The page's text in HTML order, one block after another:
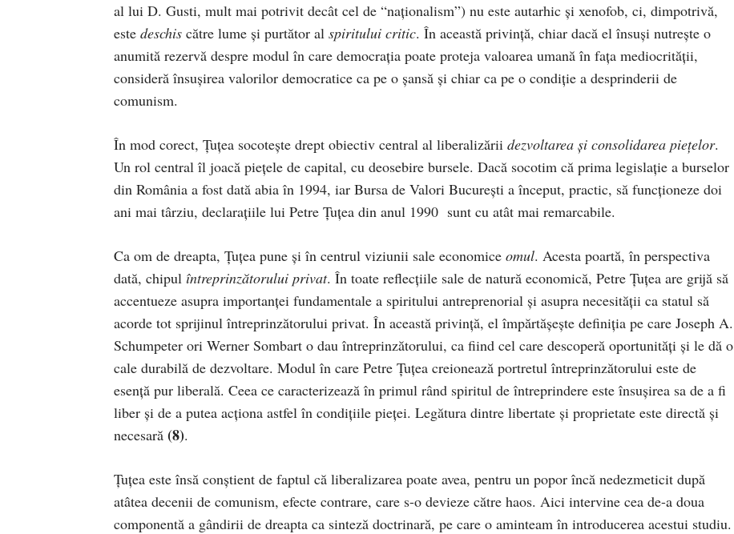
al lui D. Gusti, mult mai potrivit decât cel de “naționalism”) nu este autarhic și xenofob, ci, dimpotrivă,
este deschis către lume și purtător al spiritului critic. În această privință, chiar dacă el însuși nutrește o
anumită rezervă despre modul în care democrația poate proteja valoarea umană în fața mediocrității,
consideră însușirea valorilor democratice ca pe o șansă și chiar ca pe o condiție a desprinderii de
comunism.
În mod corect, Țuțea socotește drept obiectiv central al liberalizării dezvoltarea și consolidarea piețelor.
Un rol central îl joacă piețele de capital, cu deosebire bursele. Dacă socotim că prima legislație a burselor
din România a fost dată abia în 1994, iar Bursa de Valori București a început, practic, să funcționeze doi
ani mai târziu, declarațiile lui Petre Țuțea din anul 1990 sunt cu atât mai remarcabile.
Ca om de dreapta, Țuțea pune și în centrul viziunii sale economice omul. Acesta poartă, în perspectiva
dată, chipul întreprinzătorului privat. În toate reflecțiile sale de natură economică, Petre Țuțea are grijă să
accentueze asupra importanței fundamentale a spiritului antreprenorial și asupra necesității ca statul să
acorde tot sprijinul întreprinzătorului privat. În această privință, el împărtășește definiția pe care Joseph A.
Schumpeter ori Werner Sombart o dau întreprinzătorului, ca fiind cel care descoperă oportunități și le dă o
cale durabilă de dezvoltare. Modul în care Petre Țuțea creionează portretul întreprinzătorului este de
esență pur liberală. Ceea ce caracterizează în primul rând spiritul de întreprindere este însușirea sa de a fi
liber și de a putea acționa astfel în condițiile pieței. Legătura dintre libertate și proprietate este directă și
necesară (8).
Țuțea este însă conștient de faptul că liberalizarea poate avea, pentru un popor încă nedezmeticit după
atâtea decenii de comunism, efecte contrare, care s-o devieze către haos. Aici intervine cea de-a doua
componentă a gândirii de dreapta ca sinteză doctrinară, pe care o aminteam în introducerea acestui studiu.